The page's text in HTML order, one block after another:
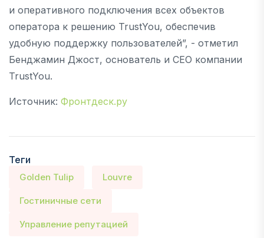
и оперативного подключения всех объектов
оператора к решению TrustYou, обеспечив
удобную поддержку пользователей”, - отметил
Бенджамин Джост, основатель и CEO компании
TrustYou.
Источник: Фронтдеск.ру
Теги
Golden Tulip Louvre
Гостиничные сети
Управление репутацией